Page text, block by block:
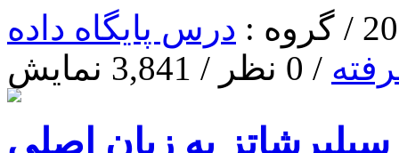
درس پایگاه داده
/ 0 نظر / 3,841 نمایش
سیلبرشاتز به زبان اصلی